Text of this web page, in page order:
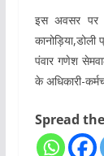
इस अवसर पर
पंवार गणेश
के अधिकारी-
Spread